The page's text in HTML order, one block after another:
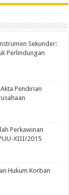
Sekunder:
Perlindungan
Pendirian
Perkawinan
XIII/2015
Hukum Korban